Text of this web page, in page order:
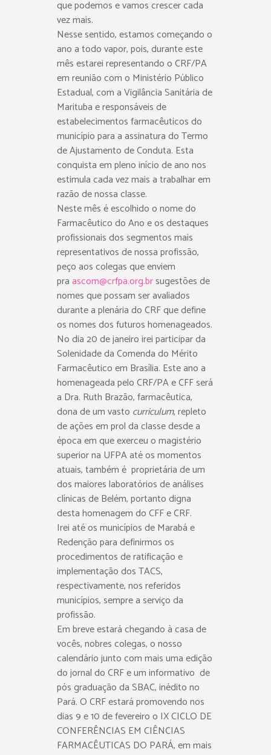
que podemos e vamos crescer cada
vez mais.
Nesse sentido, estamos começando o
ano a todo vapor, pois, durante este
mês estarei representando o CRF/PA
em reunião com o Ministério Público
Estadual, com a Vigilância Sanitária de
Marituba e responsáveis de
estabelecimentos farmacêuticos do
município para a assinatura do Termo
de Ajustamento de Conduta. Esta
conquista em pleno início de ano nos
estimula cada vez mais a trabalhar em
razão de nossa classe.
Neste mês é escolhido o nome do
Farmacêutico do Ano e os destaques
profissionais dos segmentos mais
representativos de nossa profissão,
peço aos colegas que enviem
praascom@crfpa.org.brsugestões de
nomes que possam ser avaliados
durante a plenária do CRF que define
os nomes dos futuros homenageados.
No dia 20 de janeiro irei participar da
Solenidade da Comenda do Mérito
Farmacêutico em Brasília. Este ano a
homenageada pelo CRF/PA e CFF será
a Dra. Ruth Brazão, farmacêutica,
dona de um vasto curriculum, repleto
de ações em prol da classe desde a
época em que exerceu o magistério
superior na UFPA até os momentos
atuais, também é proprietária de um
dos maiores laboratórios de análises
clínicas de Belém, portanto digna
desta homenagem do CFF e CRF.
Irei até os municípios de Marabá e
Redenção para definirmos os
procedimentos de ratificação e
implementação dos TACS,
respectivamente, nos referidos
municípios, sempre a serviço da
profissão.
Em breve estará chegando à casa de
vocês, nobres colegas, o nosso
calendário junto com mais uma edição
do jornal do CRF e um informativo de
pós graduação da SBAC, inédito no
Pará. O CRF estará promovendo nos
dias 9 e 10 de fevereiro o IX CICLO DE
CONFERÊNCIAS EM CIÊNCIAS
FARMACÊUTICAS DO PARÁ, em mais